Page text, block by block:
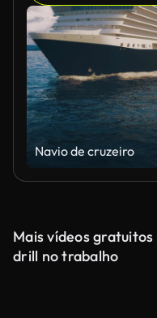
Navio de cruzeiro
Mais vídeos
drill no trabalho